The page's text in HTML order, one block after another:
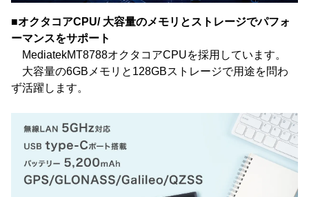
■オクタコアCPU/ 大容量のメモリとストレージでパフォ
ーマンスをサポート
MediatekMT8788オクタコアCPUを採用しています。
大容量の6GBメモリと128GBストレージで用途を問わ
ず活躍します。